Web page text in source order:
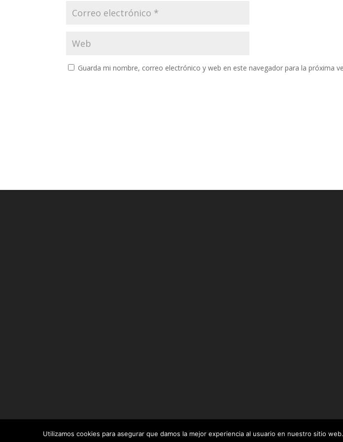
Guarda mi nombre, correo electrónico y web en este navegador para la próxima
Diseñado porElegant Themes| Desarrollado porWordPress
Utilizamos cookies para asegurar que damos la mejor experiencia al usuario en nuestro sitio